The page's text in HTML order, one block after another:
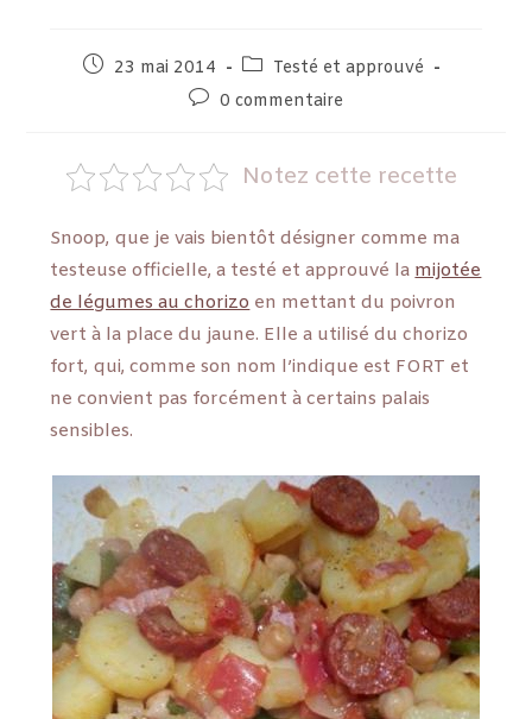
23 mai 2014
Testé et approuvé
0 commentaire
Notez cette recette
Snoop, que je vais bientôt désigner comme ma
testeuse officielle, a testé et approuvé lamijotée
de légumes au chorizoen mettant du poivron
vert à la place du jaune. Elle a utilisé du chorizo
fort, qui, comme son nom l’indique est FORT et
ne convient pas forcément à certains palais
sensibles.